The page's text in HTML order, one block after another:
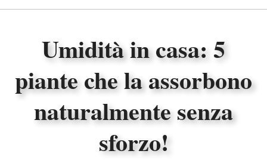
Umidità in casa: 5
piante che la assorbono
naturalmente senza
sforzo!